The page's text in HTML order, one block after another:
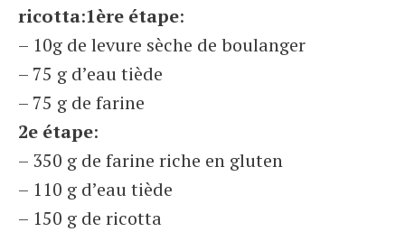
ricotta:1ère étape:
– 10g de levure sèche de boulanger
– 75 g d’eau tiède
– 75 g de farine
2e étape:
– 350 g de farine riche en gluten
– 110 g d’eau tiède
– 150 g de ricotta